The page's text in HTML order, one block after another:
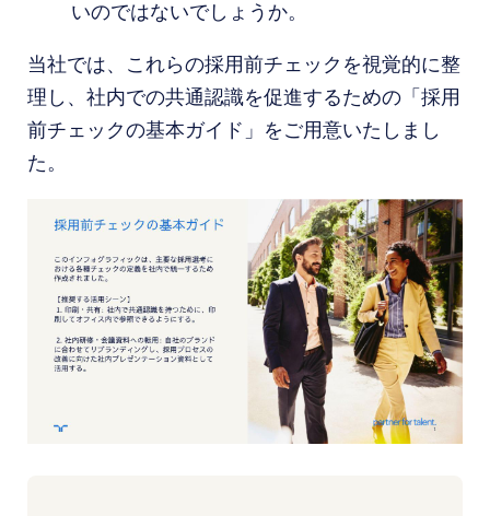
いのではないでしょうか。
当社では、これらの採用前チェックを視覚的に整
理し、社内での共通認識を促進するための「採用
前チェックの基本ガイド」をご用意いたしまし
た。